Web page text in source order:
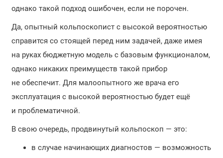
однако такой подход ошибочен, если не порочен.
Да, опытный кольпоскопист с высокой вероятностью
справится со стоящей перед ним задачей, даже имея
на руках бюджетную модель с базовым функционалом,
однако никаких преимуществ такой прибор
не обеспечит. Для малоопытного же врача его
эксплуатация с высокой вероятностью будет ещё
и проблематичной.
В свою очередь, продвинутый кольпоскоп — это:
в случае начинающих диагностов — возможность